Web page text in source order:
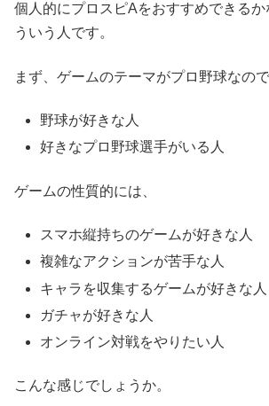
個人的にプロスピAをおすすめできるか
ういう人です。
まず、ゲームのテーマがプロ野球なので
野球が好きな人
好きなプロ野球選手がいる人
ゲームの性質的には、
スマホ縦持ちのゲームが好きな人
複雑なアクションが苦手な人
キャラを収集するゲームが好きな人
ガチャが好きな人
オンライン対戦をやりたい人
こんな感じでしょうか。